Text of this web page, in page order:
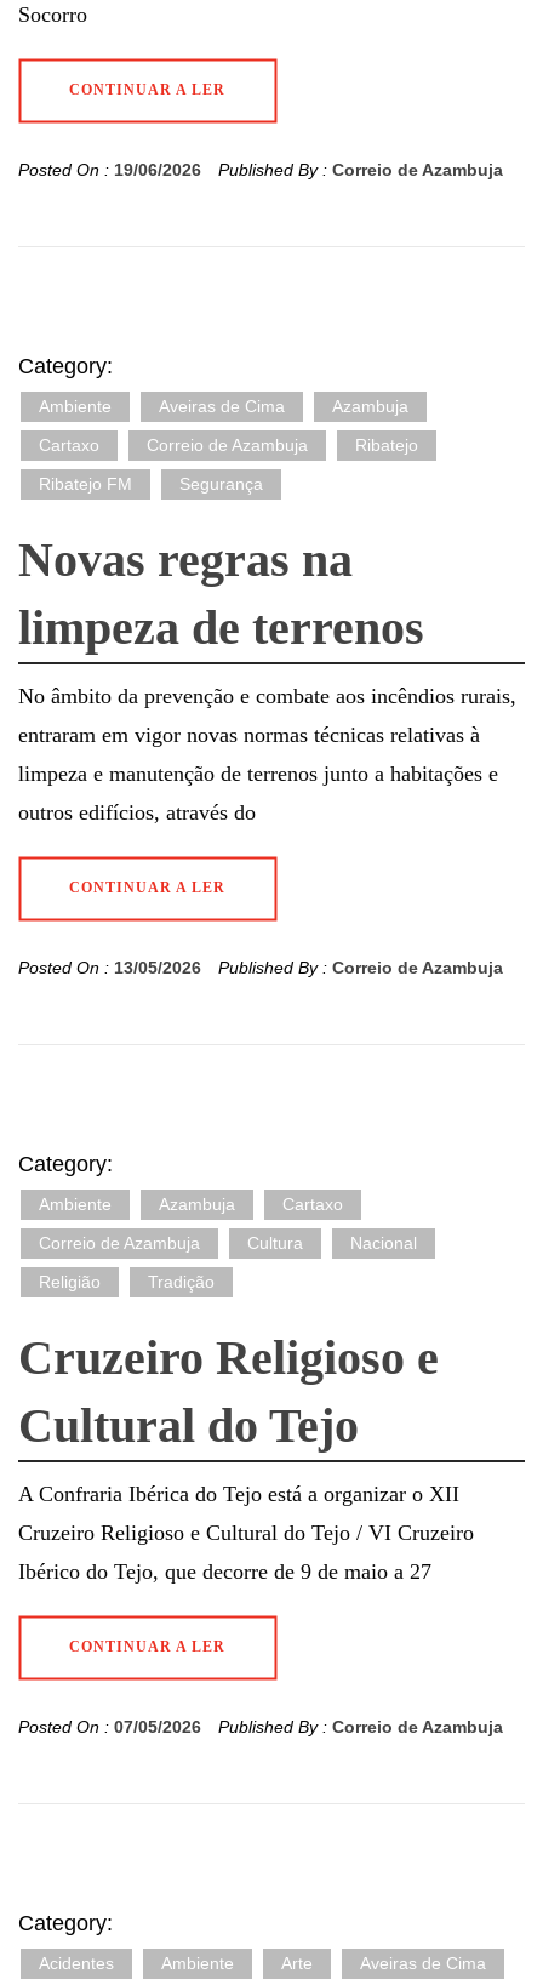
Socorro
CONTINUAR A LER
Posted On : 19/06/2026 Published By : Correio de Azambuja
Category:
Ambiente Aveiras de Cima
Azambuja
Cartaxo
Correio de Azambuja
Ribatejo
Ribatejo FM
Segurança
Novas regras na
limpeza de terrenos
No âmbito da prevenção e combate aos incêndios rurais,
entraram em vigor novas normas técnicas relativas à
limpeza e manutenção de terrenos junto a habitações e
outros edifícios, através do
CONTINUAR A LER
Posted On : 13/05/2026 Published By : Correio de Azambuja
Category:
Ambiente Azambuja
Cartaxo
Correio de Azambuja
Cultura
Nacional
Religião
Tradição
Cruzeiro Religioso e
Cultural do Tejo
A Confraria Ibérica do Tejo está a organizar o XII
Cruzeiro Religioso e Cultural do Tejo / VI Cruzeiro
Ibérico do Tejo, que decorre de 9 de maio a 27
CONTINUAR A LER
Posted On : 07/05/2026 Published By : Correio de Azambuja
Category:
Acidentes Ambiente Arte Aveiras de Cima